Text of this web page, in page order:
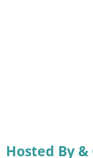
Hosted By